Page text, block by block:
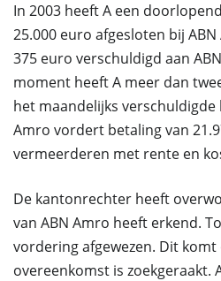
In 2003 heeft A een
25.000 euro afgesloten bij
375 euro verschuldigd aan
moment heeft A meer dan
het maandelijks verschuldigde
Amro vordert betaling van
vermeerderen met rente en
De kantonrechter heeft
van ABN Amro heeft erkend.
vordering afgewezen. Dit
overeenkomst is zoekgeraakt.